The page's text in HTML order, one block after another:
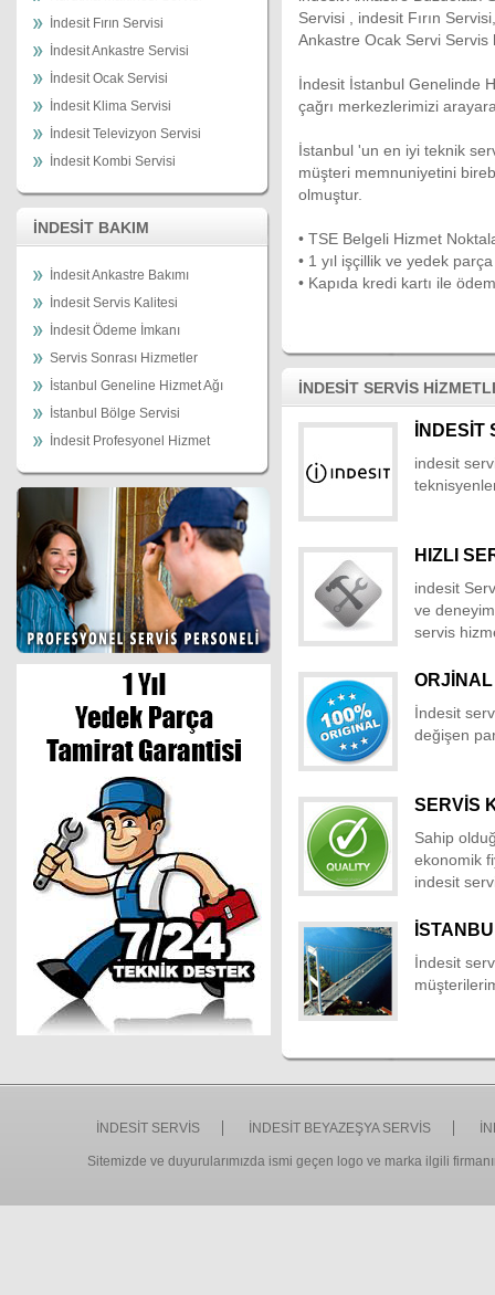
İndesit Fırın Servisi
İndesit Ankastre Servisi
İndesit Ocak Servisi
İndesit Klima Servisi
İndesit Televizyon Servisi
İndesit Kombi Servisi
İNDESİT BAKIM
İndesit Ankastre Bakımı
İndesit Servis Kalitesi
İndesit Ödeme İmkanı
Servis Sonrası Hizmetler
İstanbul Geneline Hizmet Ağı
İstanbul Bölge Servisi
İndesit Profesyonel Hizmet
Servisi , indesit Fırın
Ankastre Ocak Servi Servis
İndesit İstanbul Genelinde
çağrı merkezlerimizi
İstanbul 'un en iyi teknik
müşteri memnuniyetini
olmuştur.
• TSE Belgeli Hizmet
• 1 yıl işçillik ve yedek
• Kapıda kredi kartı ile
İNDESİT SERVİS
İNDESİT
indesit
HIZLI
indesit
ve
servis
İndesit
değişen
SERVİS
Sahip
ekonomik
indesit
İndesit
İNDESİT SERVİS İNDESİT BEYAZEŞYA SERVİS
Sitemizde ve duyurularımızda ismi geçen logo ve marka ilgili